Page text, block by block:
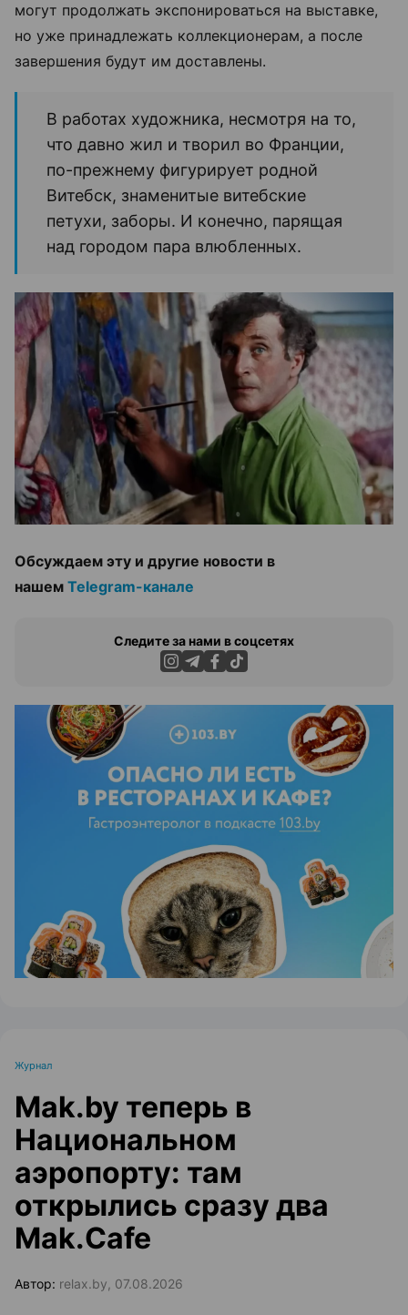
могут продолжать экспонироваться на выставке,
но уже принадлежать коллекционерам, а после
завершения будут им доставлены.
В работах художника, несмотря на то,
что давно жил и творил во Франции,
по-прежнему фигурирует родной
Витебск, знаменитые витебские
петухи, заборы. И конечно, парящая
над городом пара влюбленных.
Обсуждаем эту и другие новости в
нашем Telegram-канале
Следите за нами в соцсетях
ЭФФЕКТИВНАЯ РЕКЛАМА НА САЙТЕ
Журнал
Mak.by теперь в
Национальном
аэропорту: там
открылись сразу два
Mak.Cafe
Автор: relax.by, 07.08.2026